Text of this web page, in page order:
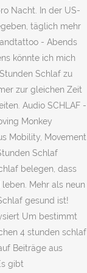
Nacht. In der US-
täglich mehr
- Abends
könnte ich mich
Schlaf zu
zur gleichen Zeit
Audio SCHLAF -
Monkey
Mobility, Movement
Schlaf
belegen, dass
Mehr als neun
gesund ist!
Um bestimmt
4 stunden schlaf
Beiträge aus
gibt